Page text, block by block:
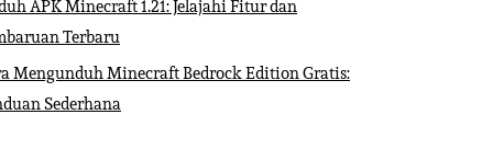
APK Minecraft 1.21: Jelajahi Fitur dan
Terbaru
Mengunduh Minecraft Bedrock Edition Gratis:
Sederhana